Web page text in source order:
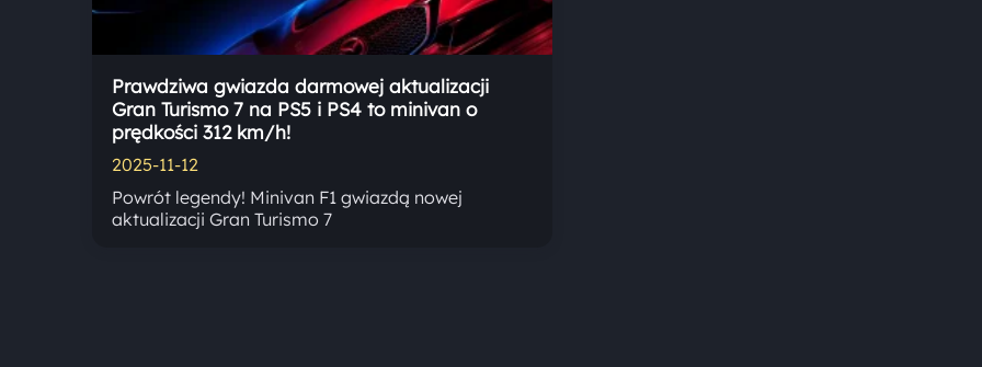
Prawdziwa gwiazda darmowej aktualizacji
Gran Turismo 7 na PS5 i PS4 to minivan o
prędkości 312 km/h!
2025-11-12
Powrót legendy! Minivan F1 gwiazdą nowej
aktualizacji Gran Turismo 7